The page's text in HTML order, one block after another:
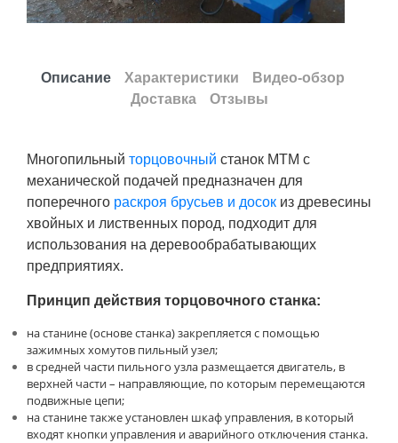
Описание Характеристики
Видео-обзор
Доставка
Отзывы
Многопильный торцовочный станок МТМ с
механической подачей предназначен для
поперечного раскроя брусьев и досок из древесины
хвойных и лиственных пород, подходит для
использования на деревообрабатывающих
предприятиях.
Принцип действия торцовочного станка:
на станине (основе станка) закрепляется с помощью
зажимных хомутов пильный узел;
в средней части пильного узла размещается двигатель, в
верхней части – направляющие, по которым перемещаются
подвижные цепи;
на станине также установлен шкаф управления, в который
входят кнопки управления и аварийного отключения станка.